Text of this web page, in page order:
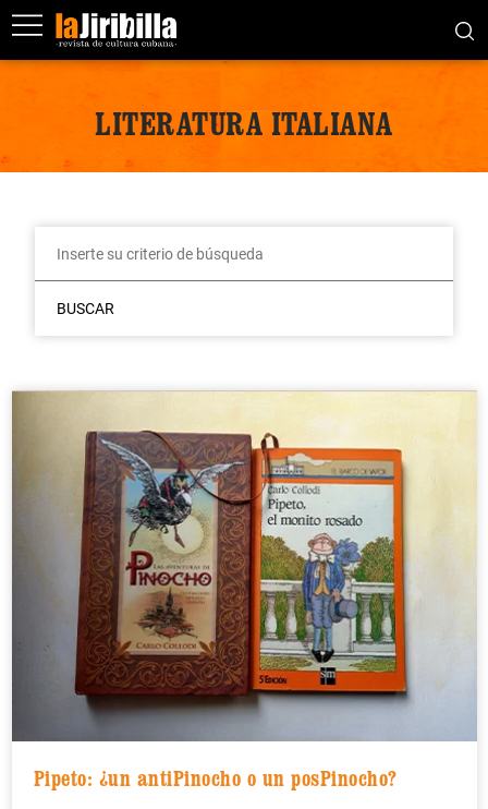
LITERATURA ITALIANA
BUSCAR
Pipeto: ¿un antiPinocho o un posPinocho?